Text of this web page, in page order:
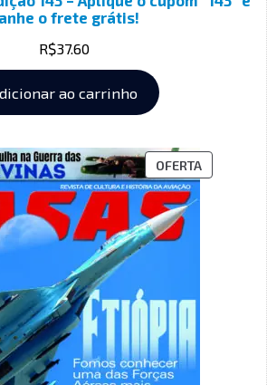
o frete grátis!
R$37.60
ao carrinho
OFERTA